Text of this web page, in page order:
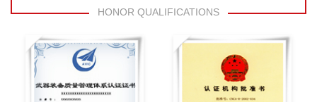
HONOR QUALIFICATIONS